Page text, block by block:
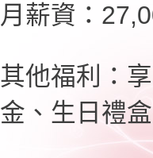
月薪資：
其他福利：
金、生日禮盒